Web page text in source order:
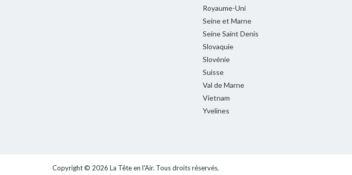
Royaume-Uni
Seine et Marne
Seine Saint Denis
Slovaquie
Slovénie
Suisse
Val de Marne
Vietnam
Yvelines
Copyright © 2026 La Tête en l'Air. Tous droits réservés.